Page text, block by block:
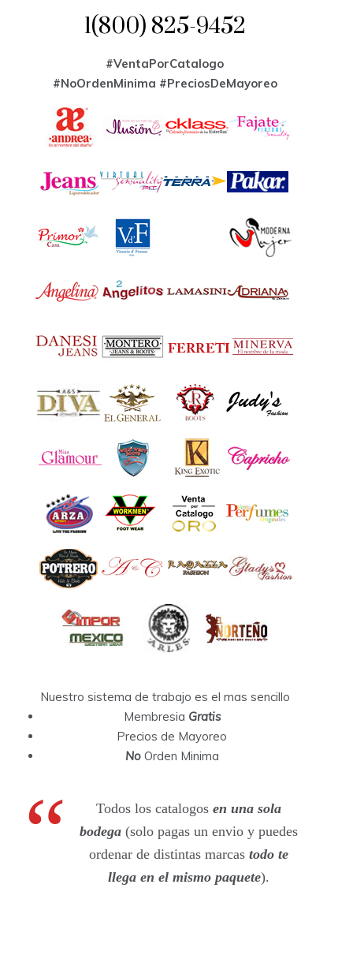
1(800) 825-9452
#VentaPorCatalogo
#NoOrdenMinima #PreciosDeMayoreo
Nuestro sistema de trabajo es el mas sencillo
Membresia Gratis
Precios de Mayoreo
NoOrden Minima
Todos los catalogos en una sola
bodega (solo pagas un envio y puedes
ordenar de distintas marcastodo te
llega en el mismo paquete).